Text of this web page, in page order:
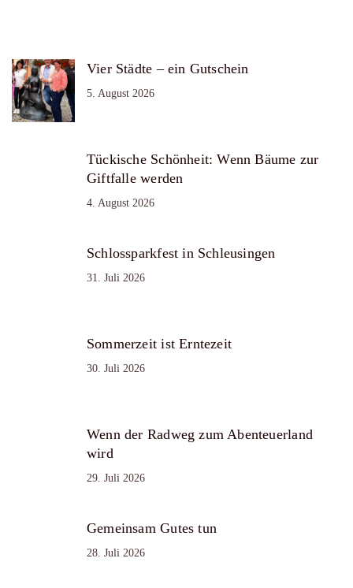
Vier Städte – ein Gutschein
5. August 2026
Tückische Schönheit: Wenn Bäume zur
Giftfalle werden
4. August 2026
Schlossparkfest in Schleusingen
31. Juli 2026
Sommerzeit ist Erntezeit
30. Juli 2026
Wenn der Radweg zum Abenteuerland
wird
29. Juli 2026
Gemeinsam Gutes tun
28. Juli 2026